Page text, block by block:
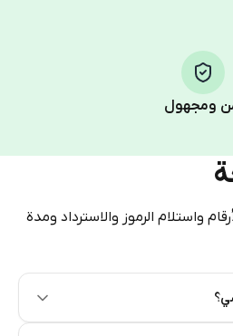
ومجهول
واستلام الرموز والاسترداد ومدة
Pay with Telegram Stars